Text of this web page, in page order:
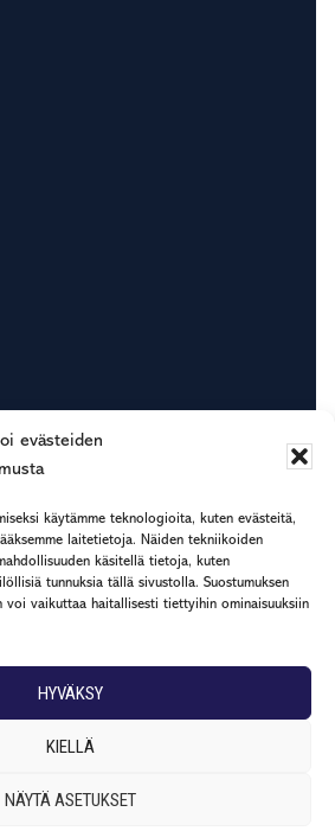
evästeiden
käytämme teknologioita, kuten evästeitä,
laitetietoja. Näiden tekniikoiden
käsitellä tietoja, kuten
tunnuksia tällä sivustolla. Suostumuksen
voi vaikuttaa haitallisesti tiettyihin ominaisuuksiin
HYVÄKSY
KIELLÄ
NÄYTÄ ASETUKSET